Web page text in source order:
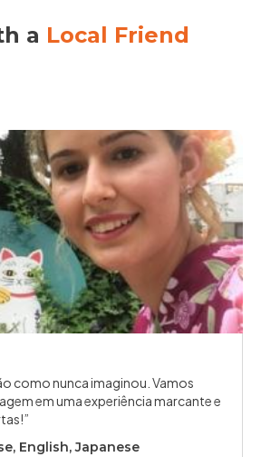
a Local Friend
como nunca imaginou. Vamos
em uma experiência marcante e
English, Japanese